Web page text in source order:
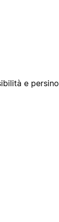
e persino